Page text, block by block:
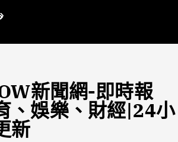
委會1295萬媒宣費惹議 梁文傑回「只能靠嘴巴」
新聞網-即時報
、娛樂、財經|24小
新